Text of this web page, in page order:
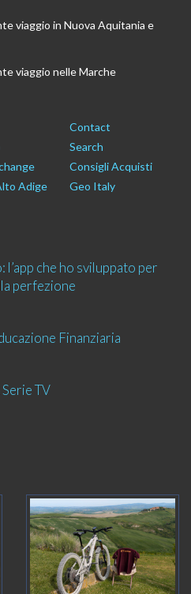
viaggio in Nuova Aquitania e
viaggio nelle Marche
Contact
Search
Consigli Acquisti
Adige Geo Italy
che ho sviluppato per
perfezione
Finanziaria
TV